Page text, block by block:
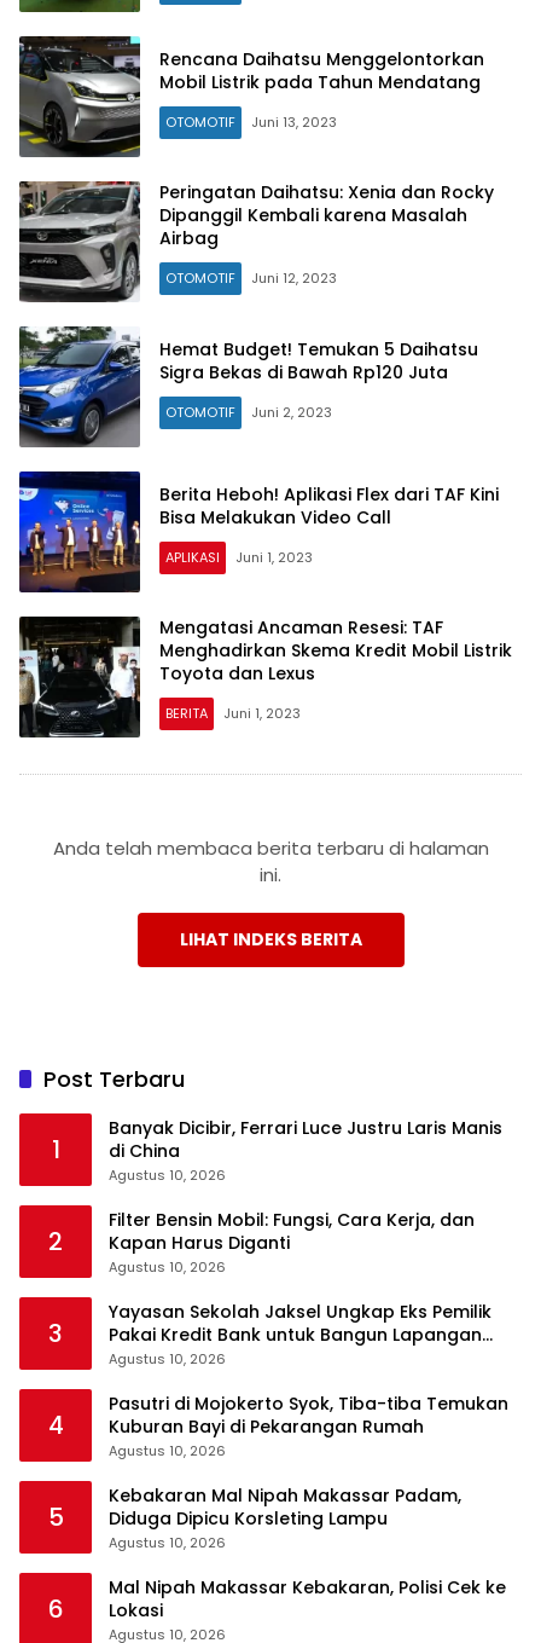
Rencana Daihatsu Menggelontorkan
Mobil Listrik pada Tahun Mendatang
OTOMOTIF Juni 13, 2023
Peringatan Daihatsu: Xenia dan Rocky
Dipanggil Kembali karena Masalah
Airbag
OTOMOTIF Juni 12, 2023
Hemat Budget! Temukan 5 Daihatsu
Sigra Bekas di Bawah Rp120 Juta
OTOMOTIF Juni 2, 2023
Berita Heboh! Aplikasi Flex dari TAF Kini
Bisa Melakukan Video Call
APLIKASI Juni 1, 2023
Mengatasi Ancaman Resesi: TAF
Menghadirkan Skema Kredit Mobil Listrik
Toyota dan Lexus
BERITA Juni 1, 2023
Anda telah membaca berita terbaru di halaman
ini.
LIHAT INDEKS BERITA
Post Terbaru
1
Banyak Dicibir, Ferrari Luce Justru Laris Manis
di China
Agustus 10, 2026
2
Filter Bensin Mobil: Fungsi, Cara Kerja, dan
Kapan Harus Diganti
Agustus 10, 2026
3
Yayasan Sekolah Jaksel Ungkap Eks Pemilik
Pakai Kredit Bank untuk Bangun Lapangan
Padel
Agustus 10, 2026
4
Pasutri di Mojokerto Syok, Tiba-tiba Temukan
Kuburan Bayi di Pekarangan Rumah
Agustus 10, 2026
5
Kebakaran Mal Nipah Makassar Padam,
Diduga Dipicu Korsleting Lampu
Agustus 10, 2026
6
Mal Nipah Makassar Kebakaran, Polisi Cek ke
Lokasi
Agustus 10, 2026